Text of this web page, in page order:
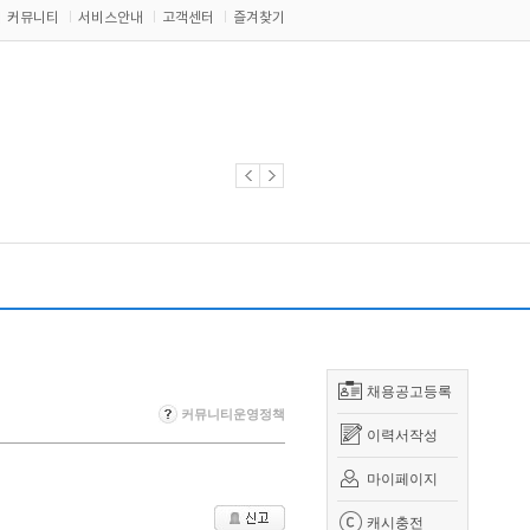
커뮤니티 서비스안내 고객센터 즐겨찾기
채용공고등록
이력서작성
마이페이지
캐시충전
커뮤니티운영정책